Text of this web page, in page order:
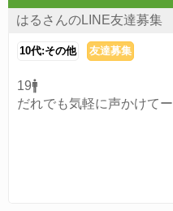
はるさんのLINE友達募集
10代:その他 友達募集
19🚹
だれでも気軽に声かけてー